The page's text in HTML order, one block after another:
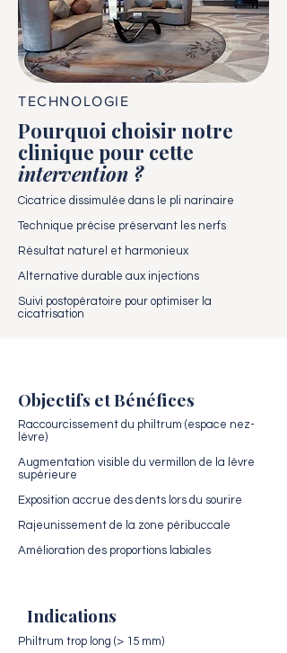
TECHNOLOGIE
Pourquoi choisir notre
clinique pour cette
intervention ?
Cicatrice dissimulée dans le pli narinaire
Technique précise préservant les nerfs
Résultat naturel et harmonieux
Alternative durable aux injections
Suivi postopératoire pour optimiser la
cicatrisation
Objectifs et Bénéfices
Raccourcissement du philtrum (espace nez-
lèvre)
Augmentation visible du vermillon de la lèvre
supérieure
Exposition accrue des dents lors du sourire
Rajeunissement de la zone péribuccale
Amélioration des proportions labiales
Indications
Philtrum trop long (> 15 mm)